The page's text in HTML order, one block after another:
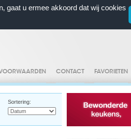
gaat u ermee akkoord dat wij cookies
CONTACT FAVORIETEN
Sortering: